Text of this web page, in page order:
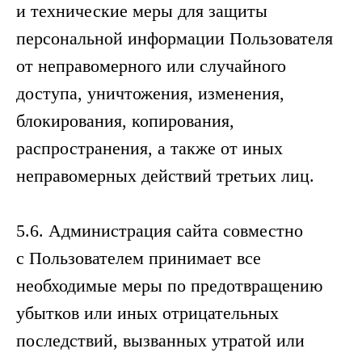
и технические меры для защиты
персональной информации Пользователя
от неправомерного или случайного
доступа, уничтожения, изменения,
блокирования, копирования,
распространения, а также от иных
неправомерных действий третьих лиц.
5.6. Администрация сайта совместно
с Пользователем принимает все
необходимые меры по предотвращению
убытков или иных отрицательных
последствий, вызванных утратой или